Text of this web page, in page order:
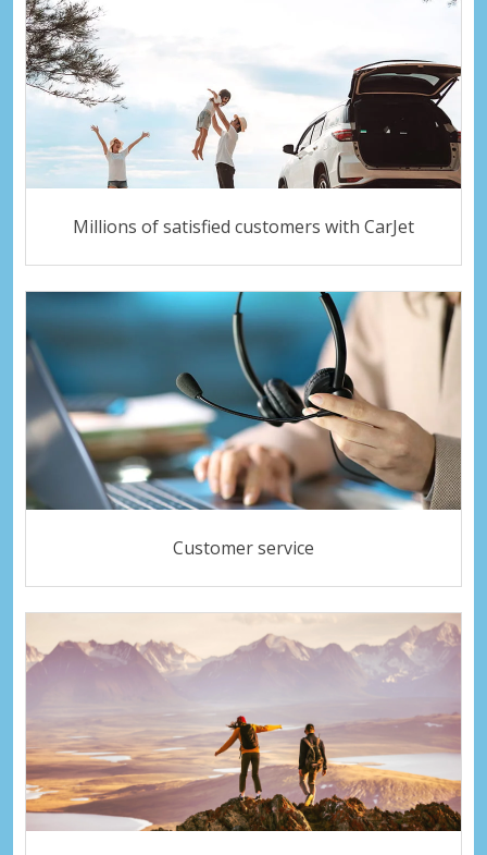
Millions of satisfied customers with CarJet
Customer service